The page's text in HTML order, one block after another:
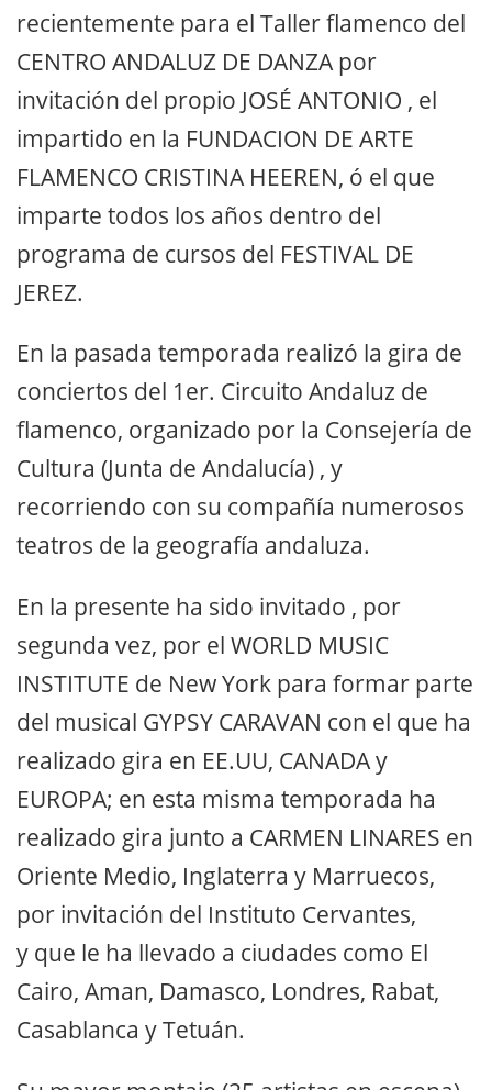
recientemente para el Taller flamenco del
CENTRO ANDALUZ DE DANZA por
invitación del propio JOSÉ ANTONIO , el
impartido en la FUNDACION DE ARTE
FLAMENCO CRISTINA HEEREN, ó el que
imparte todos los años dentro del
programa de cursos del FESTIVAL DE
JEREZ.
En la pasada temporada realizó la gira de
conciertos del 1er. Circuito Andaluz de
flamenco, organizado por la Consejería de
Cultura (Junta de Andalucía) , y
recorriendo con su compañía numerosos
teatros de la geografía andaluza.
En la presente ha sido invitado , por
segunda vez, por el WORLD MUSIC
INSTITUTE de New York para formar parte
del musical GYPSY CARAVAN con el que ha
realizado gira en EE.UU, CANADA y
EUROPA; en esta misma temporada ha
realizado gira junto a CARMEN LINARES en
Oriente Medio, Inglaterra y Marruecos,
por invitación del Instituto Cervantes,
y que le ha llevado a ciudades como El
Cairo, Aman, Damasco, Londres, Rabat,
Casablanca y Tetuán.